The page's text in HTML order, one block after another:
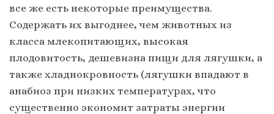
все же есть некоторые преимущества.
Содержать их выгоднее, чем животных из
класса млекопитающих, высокая
плодовитость, дешевизна пищи для лягушки, а
также хладнокровность (лягушки впадают в
анабиоз при низких температурах, что
существенно экономит затраты энергии